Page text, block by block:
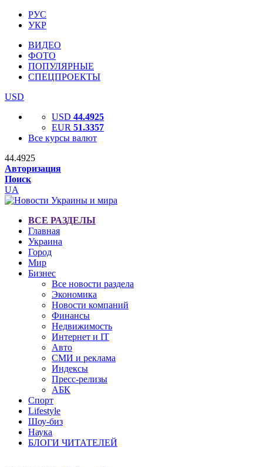
РУС
УКР
ВИДЕО
ФОТО
ПОПУЛЯРНЫЕ
СПЕЦПРОЕКТЫ
USD
USD 44.4925
EUR 51.3357
Все курсы валют
44.4925
Авторизация
Поиск
UA
ВСЕ РАЗДЕЛЫ
Главная
Украина
Город
Мир
Бизнес
Все новости раздела
Экономика
Новости компаний
Финансы
Недвижимость
Интернет и IT
Авто
СМИ и реклама
Индексы
Пресс-релизы
АБК
Спорт
Lifestyle
Шоу-биз
Наука
БЛОГИ ЧИТАТЕЛЕЙ